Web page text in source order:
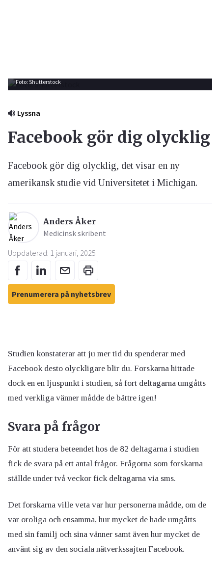
Foto: Shutterstock
Lyssna
Facebook gör dig olycklig
Facebook gör dig olycklig, det visar en ny
amerikansk studie vid Universitetet i Michigan.
Anders Åker
Medicinsk skribent
Uppdaterad: 1 januari, 2025
Prenumerera på nyhetsbrev
Studien konstaterar att ju mer tid du spenderar med
Facebook desto olyckligare blir du. Forskarna hittade
dock en en ljuspunkt i studien, så fort deltagarna umgåtts
med verkliga vänner mådde de bättre igen!
Svara på frågor
För att studera beteendet hos de 82 deltagarna i studien
fick de svara på ett antal frågor. Frågorna som forskarna
ställde under två veckor fick deltagarna via sms.
Det forskarna ville veta var hur personerna mådde, om de
var oroliga och ensamma, hur mycket de hade umgåtts
med sin familj och sina vänner samt även hur mycket de
använt sig av den sociala nätverkssajten Facebook.